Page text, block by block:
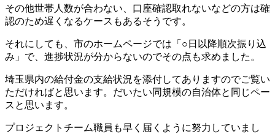
その他世帯人数が合わない、口座確認取れないなどの方は確
認のため遅くなるケースもあるそうです。
それにしても、市のホームページでは「 ○ 日以降順次振り込
み」で、進捗状況が分からないのでその点も求めました。
埼玉県内の給付金の支給状況を添付してありますのでご覧い
ただければと思います。だいたい同規模の自治体と同じペー
スと思います。
プロジェクトチーム職員も早く届くように努力していまし